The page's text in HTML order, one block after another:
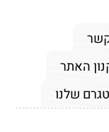
האתר
שלנו